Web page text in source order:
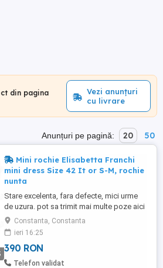
din pagina
Vezi anunțuri
cu livrare
Anunțuri pe pagină: 20 50
Mini rochie Elisabetta Franchi
mini dress Size 42 It or S-M, rochie
nunta
Stare excelenta, fara defecte, mici urme
de uzura. pot sa trimit mai multe poze aici
sau pe WhatApp Beautiful dress by
Elisabetta Franchi. Suitable for special
occasions. The L label shows the size 42
Italian. This beautiful light beige color
dress looks and feels amazing. Worn
Constanta, Constanta
ieri 16:25
390 RON
Telefon validat